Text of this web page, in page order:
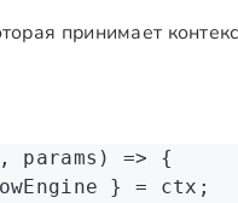
принимает
, params) => {
} = ctx;